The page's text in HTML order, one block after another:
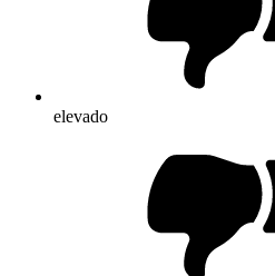
elevado